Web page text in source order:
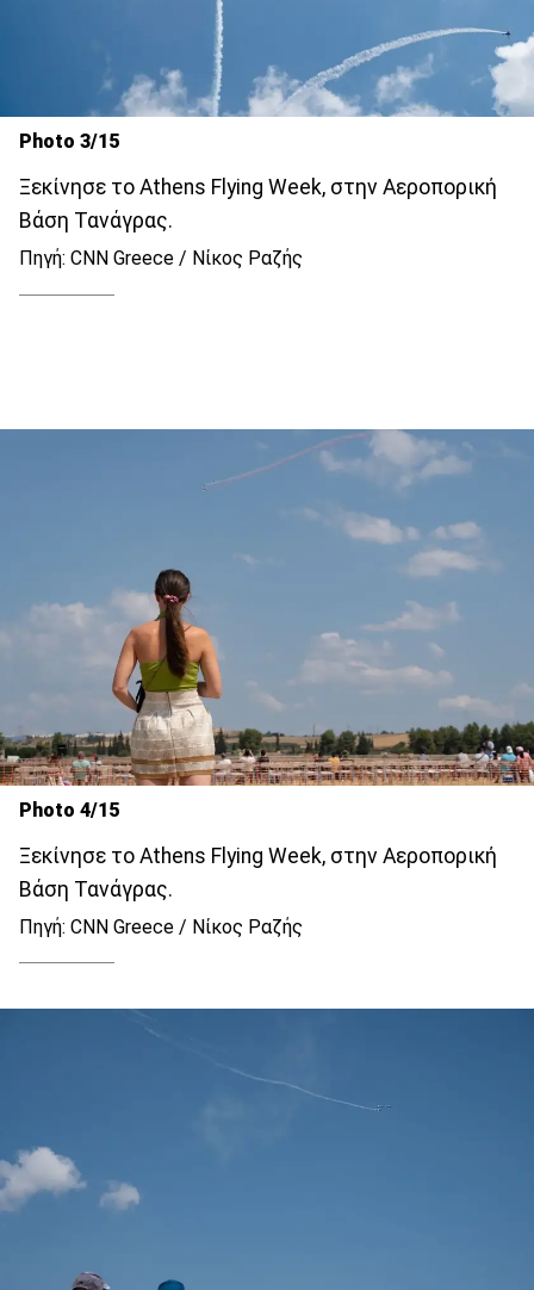
Photo 3/15
Ξεκίνησε το Athens Flying Week, στην Αεροπορική
Βάση Τανάγρας.
Πηγή: CNN Greece / Νίκος Ραζής
Photo 4/15
Ξεκίνησε το Athens Flying Week, στην Αεροπορική
Βάση Τανάγρας.
Πηγή: CNN Greece / Νίκος Ραζής